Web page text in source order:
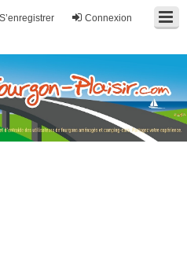
Connexion
S’enregistrer
utilisateurs de fourgons, fourgons
Partagez votre expérience.